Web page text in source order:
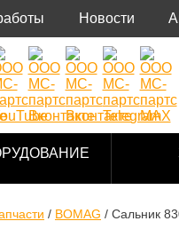
Новости
/ BOMAG / Сальник